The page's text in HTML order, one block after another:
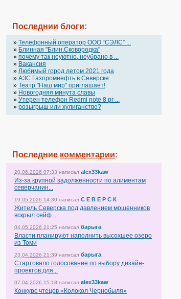
Последнии блоги:
» Телефонный оператор OOO “СЭЛС” ...
» Блинная "Блин.Сковородка"
» почему так неуютно, неубрано в ...
» Вакансия
» Любимый город летом 2021 года
» АЗС Газпромнефть в Северске
» Театр "Наш мир" приглашает!
» Новогодняя минута славы
» Утерен телефон Redmi note 8 pr ...
» розыгрыш или хулиганство?
Последние комментарии:
20.06.2026 07:33 написал alex33kaw
Из-за крупной задолженности по алиментам
северчанин...
19.05.2026 14:30 написал С Е В Е Р С К
Житель Северска под давлением мошенников
вскрыл сейф...
04.05.2026 21:25 написал барыга
Власти планируют наполнить высохшее озеро
из Томи
23.04.2026 21:39 написал барыга
Стартовало голосование по выбору дизайн-
проектов для...
07.04.2026 15:18 написал alex33kaw
Конкурс чтецов «Колокол Чернобыля»